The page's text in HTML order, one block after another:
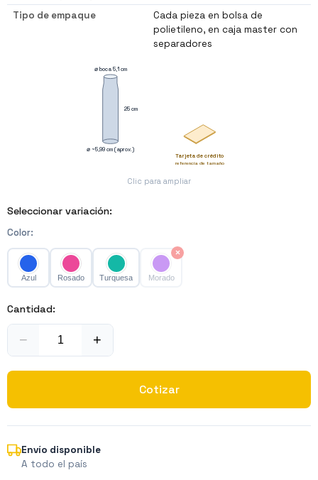
Tipo de empaque
Cada pieza en bolsa de
polietileno, en caja master con
separadores
⌀ boca 5,1 cm
⌀ ~5,99 cm (aprox.)
25 cm
Tarjeta de crédito
referencia de tamaño
Clic para ampliar
Seleccionar variación:
Color:
Azul Rosado Turquesa Morado
×
Cantidad:
− +
Cotizar
Envío disponible
A todo el país